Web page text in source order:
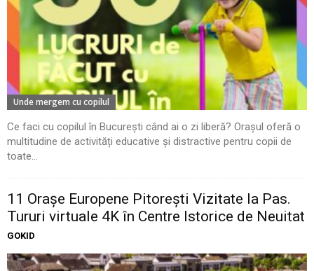
Unde mergem cu copilul
Ce faci cu copilul în București când ai o zi liberă? Orașul oferă o
multitudine de activități educative și distractive pentru copii de
toate...
11 Oraşe Europene Pitoreşti Vizitate la Pas.
Tururi virtuale 4K în Centre Istorice de Neuitat
GOKID